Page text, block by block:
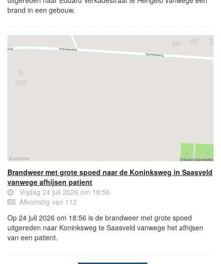
brand in een gebouw.
Brandweer met grote spoed naar de Koninksweg in Saasveld
vanwege afhijsen patient
Vrijdag 24 juli 2026 om 18:56
Afkomstig van 112
Op 24 juli 2026 om 18:56 is de brandweer met grote spoed
uitgereden naar Koninksweg te Saasveld vanwege het afhijsen
van een patient.